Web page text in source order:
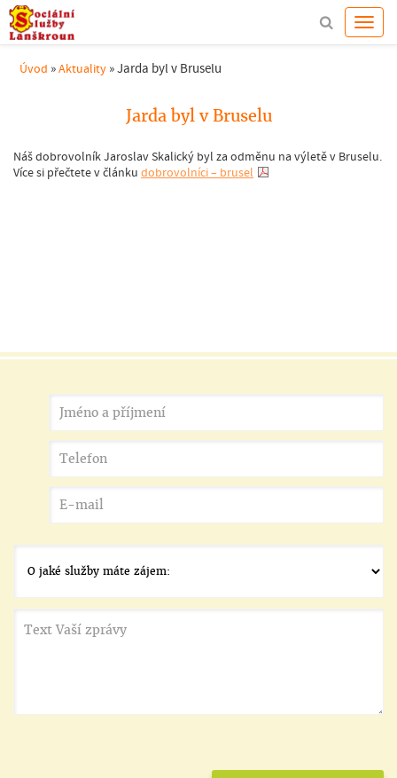
Úvod »Aktuality »Jarda byl v Bruselu
Jarda byl v Bruselu
Náš dobrovolník Jaroslav Skalický byl za odměnu na výletě v Bruselu.
Více si přečtete v článku dobrovolníci – brusel